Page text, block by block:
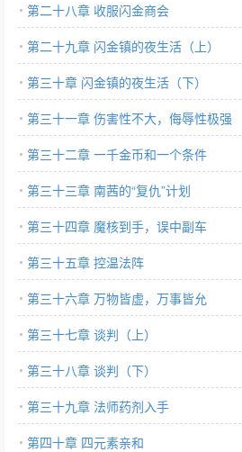
第二十八章 收服闪金商会
第二十九章 闪金镇的夜生活（上）
第三十章 闪金镇的夜生活（下）
第三十一章 伤害性不大，侮辱性极强
第三十二章 一千金币和一个条件
第三十三章 南茜的“复仇”计划
第三十四章 魔核到手，误中副车
第三十五章 控温法阵
第三十六章 万物皆虚，万事皆允
第三十七章 谈判（上）
第三十八章 谈判（下）
第三十九章 法师药剂入手
第四十章 四元素亲和